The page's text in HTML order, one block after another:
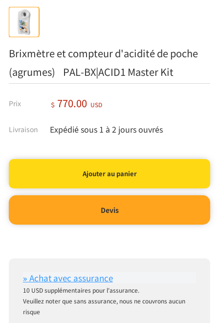
Brixmètre et compteur d'acidité de poche
(agrumes) PAL-BX|ACID1 Master Kit
Prix ＄ 770.00 USD
Livraison Expédié sous 1 à 2 jours ouvrés
Devis
10 USD supplémentaires pour l'assurance.
Veuillez noter que sans assurance, nous ne couvrons aucun
risque